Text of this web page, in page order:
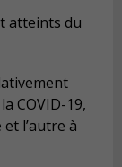
atteints du
COVID-19,
et l’autre à